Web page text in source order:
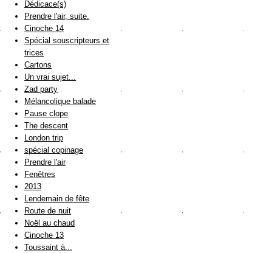
Dédicace(s)
Prendre l'air, suite.
Cinoche 14
Spécial souscripteurs et
trices
Cartons
Un vrai sujet...
Zad party
Mélancolique balade
Pause clope
The descent
London trip
spécial copinage
Prendre l'air
Fenêtres
2013
Lendemain de fête
Route de nuit
Noël au chaud
Cinoche 13
Toussaint à...